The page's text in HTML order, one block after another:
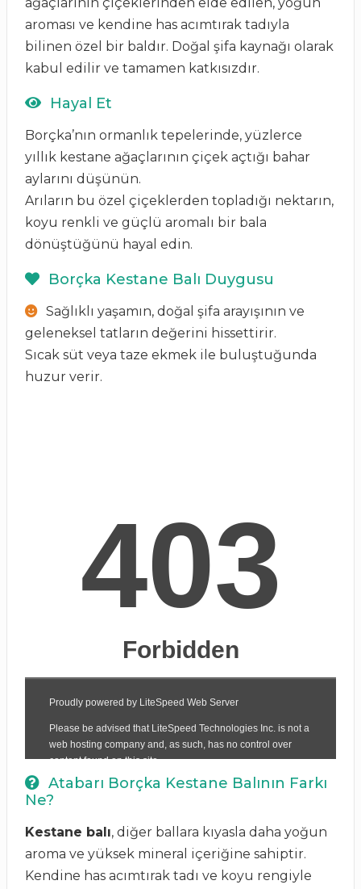
aroması ve kendine has acımtırak tadıyla
bilinen özel bir baldır. Doğal şifa kaynağı olarak
kabul edilir ve tamamen katkısızdır.
Hayal Et
Borçka’nın ormanlık tepelerinde, yüzlerce
yıllık kestane ağaçlarının çiçek açtığı bahar
aylarını düşünün.
Arıların bu özel çiçeklerden topladığı nektarın,
koyu renkli ve güçlü aromalı bir bala
dönüştüğünü hayal edin.
Borçka Kestane Balı Duygusu
Sağlıklı yaşamın, doğal şifa arayışının ve
geleneksel tatların değerini hissettirir.
Sıcak süt veya taze ekmek ile buluştuğunda
huzur verir.
Atabarı Borçka Kestane Balının Farkı
Ne?
Kestane balı, diğer ballara kıyasla daha yoğun
aroma ve yüksek mineral içeriğine sahiptir.
Kendine has acımtırak tadı ve koyu rengiyle